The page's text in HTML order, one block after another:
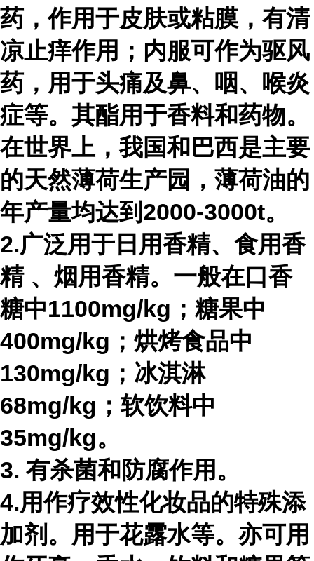
药，作用于皮肤或粘膜，有清
凉止痒作用；内服可作为驱风
药，用于头痛及鼻、咽、喉炎
症等。其酯用于香料和药物。
在世界上，我国和巴西是主要
的天然薄荷生产园，薄荷油的
年产量均达到2000-3000t。
2.广泛用于日用香精、 食用香
精 、烟用香精。一般在口香
糖中1100mg/kg；糖果中
400mg/kg；烘烤食品中
130mg/kg；冰淇淋
68mg/kg；软饮料中
35mg/kg。
3. 有杀菌和防腐作用。
4.用作疗效性化妆品的特殊添
加剂。用于花露水等。亦可用